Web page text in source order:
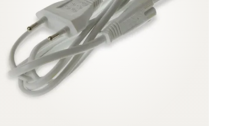
Tilbehør
INSPIRATION
MÆRKER
NYHEDER